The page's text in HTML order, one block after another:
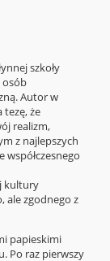
szkoły
osób
Autor w
tezę, że
realizm,
z najlepszych
kultury
ale zgodnego z
papieskimi
Po raz pierwszy